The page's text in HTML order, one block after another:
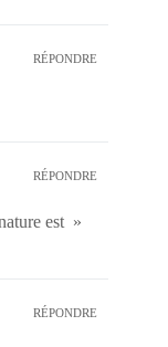
RÉPONDRE
RÉPONDRE
est »
RÉPONDRE